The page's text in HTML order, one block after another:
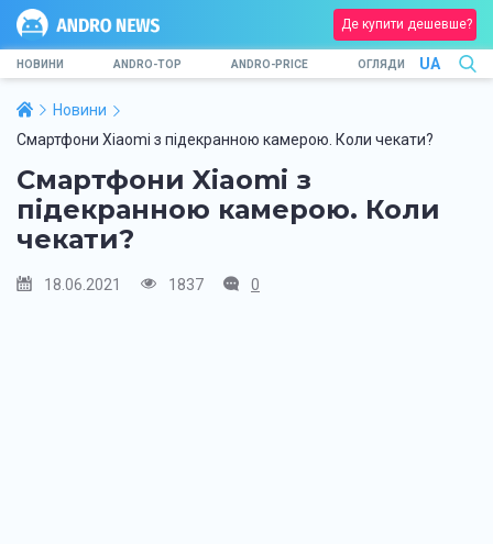
Де купити дешевше?
НОВИНИ ANDRO-TOP ANDRO-PRICE ОГЛЯДИ UA
Новини
Смартфони Xiaomi з підекранною камерою. Коли чекати?
Смартфони Xiaomi з
підекранною камерою. Коли
чекати?
18.06.2021 1837 0